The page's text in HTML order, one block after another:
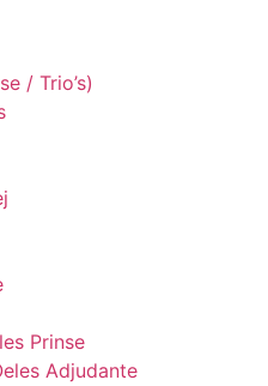
/ Trio’s)
Prinse
Adjudante